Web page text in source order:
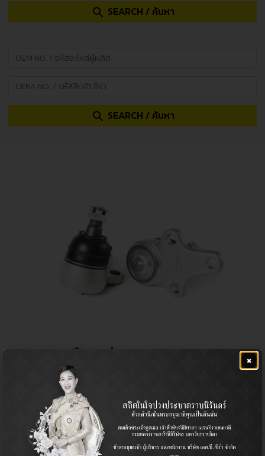
search SEARCH / ค้นหา
search SEARCH / ค้นหา
ลูกหมากปีกนกล่าง
1,320.00
รหัสสินค้า ซีร่า
OEM NO.
รหัสอะไหล่ผู้ผลิต
43340-39225
PART TYPE
ประเภทอะไหล่
Ball Joint (Lower) / ลูกหมากปีกนก (ล่าง)
×